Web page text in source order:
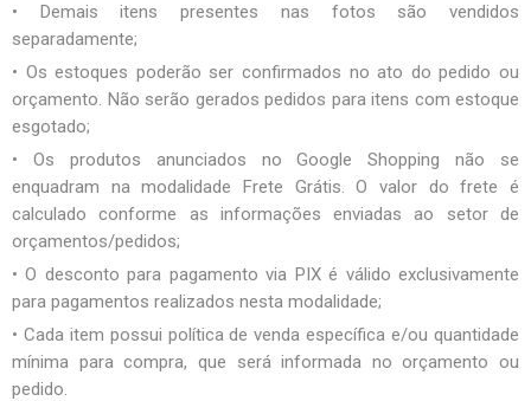
• Demais itens presentes nas fotos são vendidos
separadamente;
• Os estoques poderão ser confirmados no ato do pedido ou
orçamento. Não serão gerados pedidos para itens com estoque
esgotado;
• Os produtos anunciados no Google Shopping não se
enquadram na modalidade Frete Grátis. O valor do frete é
calculado conforme as informações enviadas ao setor de
orçamentos/pedidos;
• O desconto para pagamento via PIX é válido exclusivamente
para pagamentos realizados nesta modalidade;
• Cada item possui política de venda específica e/ou quantidade
mínima para compra, que será informada no orçamento ou
pedido.